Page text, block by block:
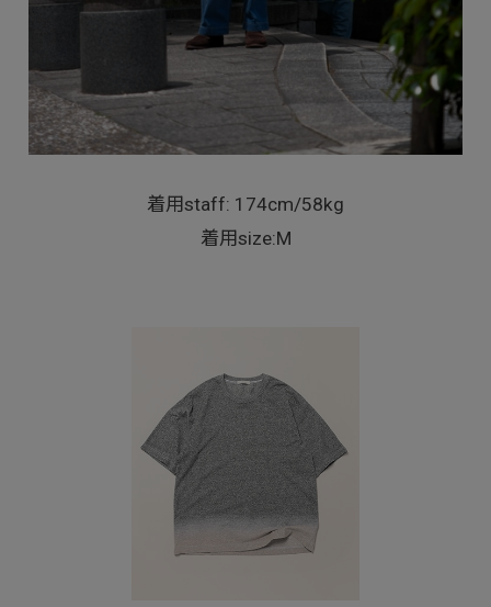
着用staff: 174cm/58kg
着用size:M